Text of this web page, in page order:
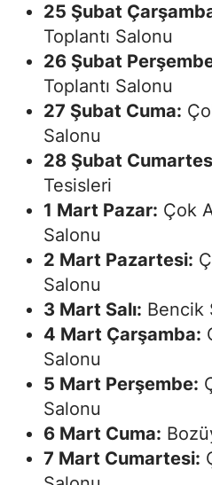
25 Şubat
Toplantı Salonu
26 Şubat
Toplantı Salonu
27 Şubat Cuma:
Salonu
28 Şubat
Tesisleri
1 Mart Pazar: Çok
Salonu
2 Mart Pazartesi:
Salonu
3 Mart Salı: Bencik
4 Mart Çarşamba:
Salonu
5 Mart Perşembe:
Salonu
6 Mart Cuma:
7 Mart Cumartesi: